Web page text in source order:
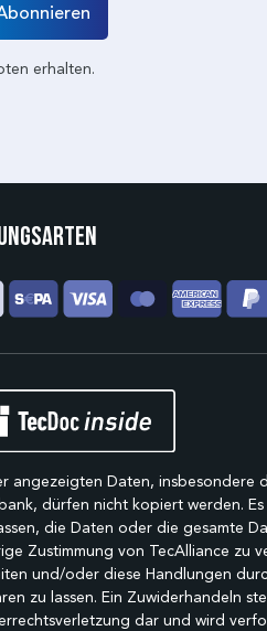
erhalten.
angezeigten Daten, insbesondere
dürfen nicht kopiert werden. Es
die Daten oder die gesamte
Zustimmung von TecAlliance zu
und/oder diese Handlungen
zu lassen. Ein Zuwiderhandeln
dar und wird